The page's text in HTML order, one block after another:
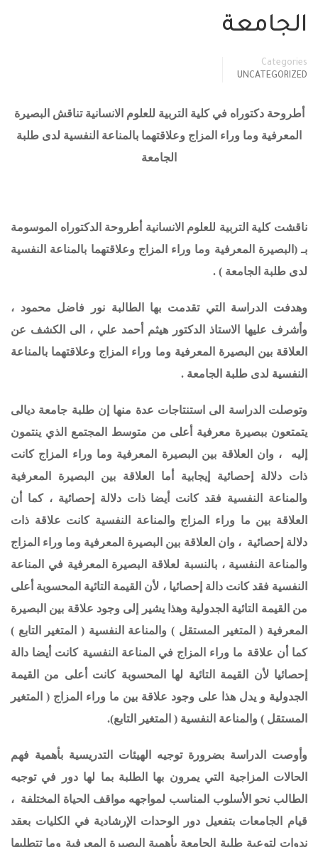
الجامعة
Categories
UNCATEGORIZED
أطروحة دكتوراه في كلية التربية للعلوم الانسانية تناقش البصيرة
المعرفية وما وراء المزاج وعلاقتهما بالمناعة النفسية لدى طلبة
الجامعة
ناقشت كلية التربية للعلوم الانسانية أطروحة الدكتوراه الموسومة
بـ ( البصيرة المعرفية وما وراء المزاج وعلاقتهما بالمناعة النفسية
لدى طلبة الجامعة ) .
وهدفت الدراسة التي تقدمت بها الطالبة نور فاضل محمود ،
وأشرف عليها الاستاذ الدكتور هيثم أحمد علي ، الى
الكشف عن
العلاقة بين البصيرة المعرفية وما وراء المزاج وعلاقتهما بالمناعة
النفسية لدى طلبة الجامعة .
وتوصلت الدراسة الى استنتاجات عدة منها إن طلبة جامعة ديالى
يتمتعون ببصيرة معرفية أعلى من متوسط المجتمع الذي ينتمون
إليه ، وان العلاقة بين البصيرة المعرفية وما وراء المزاج كانت
ذات دلالة إحصائية إيجابية أما العلاقة بين البصيرة المعرفية
والمناعة النفسية فقد كانت أيضا ذات دلالة إحصائية ، كما أن
العلاقة بين ما وراء المزاج والمناعة النفسية كانت علاقة ذات
دلالة إحصائية ، وان العلاقة بين البصيرة المعرفية وما وراء المزاج
والمناعة النفسية ، بالنسبة لعلاقة البصيرة المعرفية في المناعة
النفسية فقد كانت دالة إحصائيا ، لأن القيمة التائية المحسوبة أعلى
من القيمة التائية الجدولية وهذا يشير إلى وجود علاقة بين البصيرة
المعرفية ( المتغير المستقل ) والمناعة النفسية ( المتغير التابع )
كما أن علاقة ما وراء المزاج في المناعة النفسية كانت أيضا دالة
إحصائيا لأن القيمة التائية لها المحسوبة كانت أعلى من القيمة
الجدولية و يدل هذا على وجود علاقة بين ما وراء المزاج ( المتغير
المستقل ) والمناعة النفسية ( المتغير التابع).
وأوصت الدراسة بضرورة توجيه الهيئات التدريسية بأهمية فهم
الحالات المزاجية التي يمرون بها الطلبة بما لها دور في توجيه
الطالب نحو الأسلوب المناسب لمواجهه مواقف الحياة المختلفة ،
قيام الجامعات بتفعيل دور الوحدات الإرشادية في الكليات بعقد
ندوات لتوعية طلبة الجامعة بأهمية البصيرة المعرفية وما تتطلبها